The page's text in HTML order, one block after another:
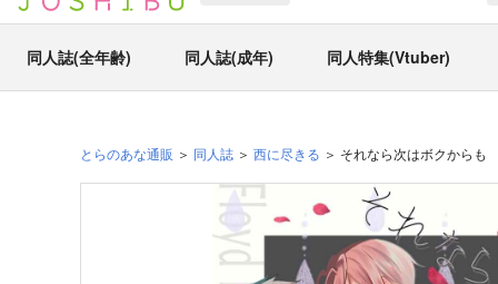
同人誌(全年齢) 同人誌(成年) 同人特集(Vtuber)
とらのあな通販 同人誌 西に尽きる それなら次はボクからも